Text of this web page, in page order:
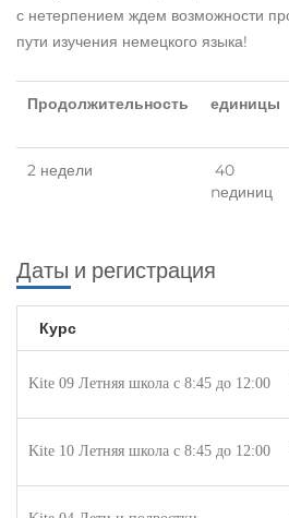
с нетерпением ждем возможности
пути изучения немецкого языка!
Продолжительность единицы
2 недели
40
nединиц
Даты и регистрация
Курс
Kite 09 Летняя школа с 8:45 до 12:00
Kite 10 Летняя школа с 8:45 до 12:00